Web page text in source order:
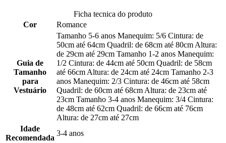
Ficha tecnica do produto
Cor
Romance
Guia de
Tamanho
para
Vestuário
Tamanho 5-6 anos Manequim: 5/6 Cintura: de
50cm até 64cm Quadril: de 68cm até 80cm Altura:
de 29cm até 29cm Tamanho 1-2 anos Manequim:
1/2 Cintura: de 44cm até 50cm Quadril: de 58cm
até 66cm Altura: de 24cm até 24cm Tamanho 2-3
anos Manequim: 2/3 Cintura: de 46cm até 58cm
Quadril: de 60cm até 68cm Altura: de 23cm até
23cm Tamanho 3-4 anos Manequim: 3/4 Cintura:
de 48cm até 62cm Quadril: de 66cm até 76cm
Altura: de 27cm até 27cm
Idade
Recomendada
3-4 anos